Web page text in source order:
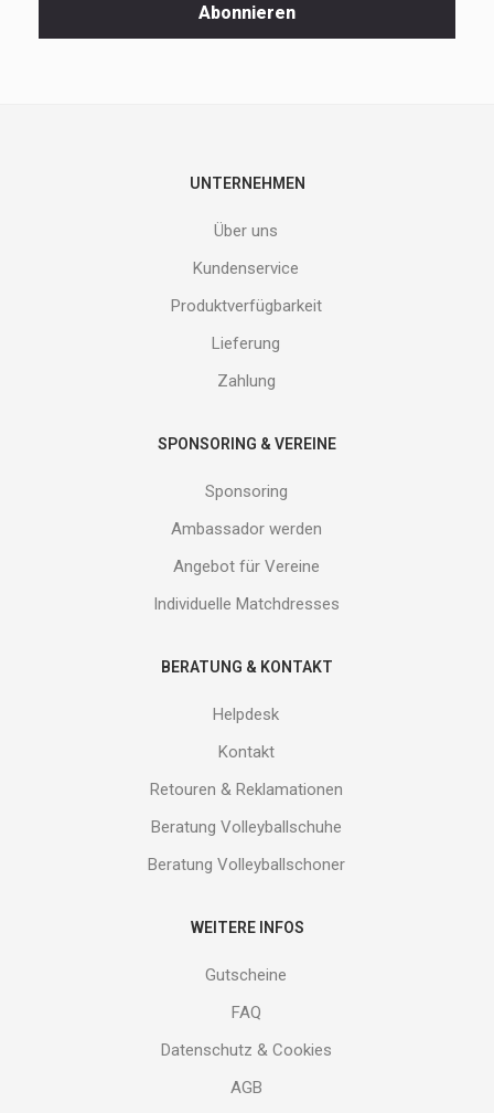
Abonnieren
UNTERNEHMEN
Über uns
Kundenservice
Produktverfügbarkeit
Lieferung
Zahlung
SPONSORING & VEREINE
Sponsoring
Ambassador werden
Angebot für Vereine
Individuelle Matchdresses
BERATUNG & KONTAKT
Helpdesk
Kontakt
Retouren & Reklamationen
Beratung Volleyballschuhe
Beratung Volleyballschoner
WEITERE INFOS
Gutscheine
FAQ
Datenschutz & Cookies
AGB